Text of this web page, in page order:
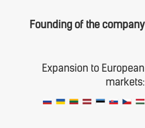
Founding of the company
Expansion to European
markets: